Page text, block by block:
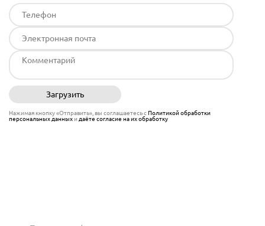
Загрузить
Нажимая кнопку «Отправить», вы соглашаетесь сПолитикой обработки
персональных данныхи даёте согласие на их обработку